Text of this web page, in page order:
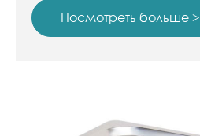
Посмотреть больше >